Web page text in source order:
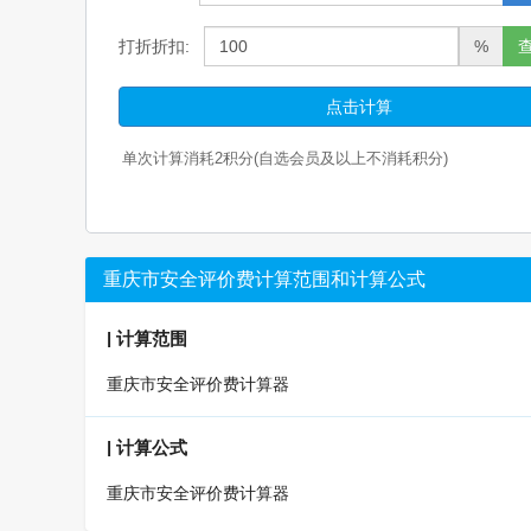
打折折扣: %
点击计算
单次计算消耗2积分(自选会员及以上不消耗积分)
重庆市安全评价费计算范围和计算公式
| 计算范围
重庆市安全评价费计算器
| 计算公式
重庆市安全评价费计算器